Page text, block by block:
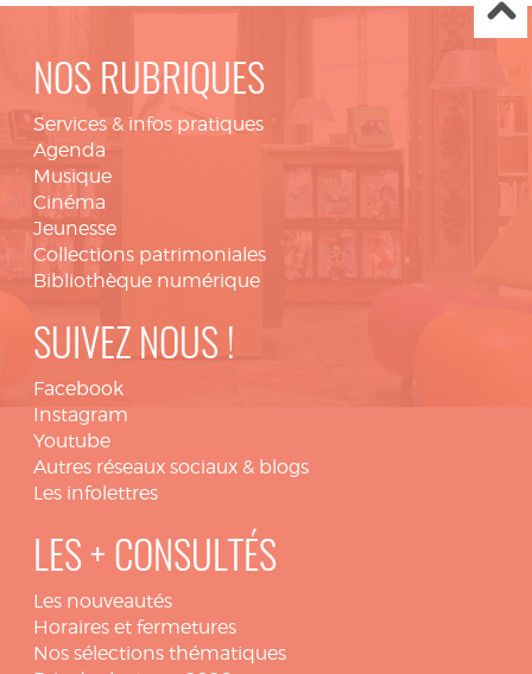
NOS RUBRIQUES
Services & infos pratiques
Agenda
Musique
Cinéma
Jeunesse
Collections patrimoniales
Bibliothèque numérique
SUIVEZ NOUS !
Facebook
Instagram
Youtube
Autres réseaux sociaux & blogs
Les infolettres
LES + CONSULTÉS
Les nouveautés
Horaires et fermetures
Nos sélections thématiques